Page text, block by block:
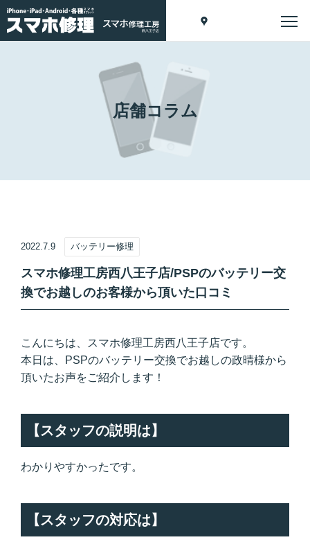
店舗コラム
2022.7.9 バッテリー修理
スマホ修理工房西八王子店/PSPのバッテリー交
換でお越しのお客様から頂いた口コミ
こんにちは、スマホ修理工房西八王子店です。
本日は、PSPのバッテリー交換でお越しの政晴様から
頂いたお声をご紹介します！
【スタッフの説明は】
わかりやすかったです。
【スタッフの対応は】